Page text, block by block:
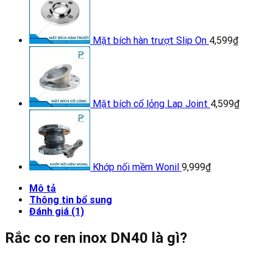
Mặt bích hàn trượt Slip On 4,599₫
Mặt bích cổ lỏng Lap Joint 4,599₫
Khớp nối mềm Wonil 9,999₫
Mô tả
Thông tin bổ sung
Đánh giá (1)
Rắc co ren inox DN40 là gì?